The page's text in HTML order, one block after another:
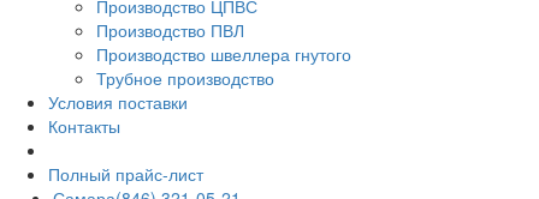
Производство ЦПВС
Производство ПВЛ
Производство швеллера гнутого
Трубное производство
Условия поставки
Контакты
Полный прайс-лист